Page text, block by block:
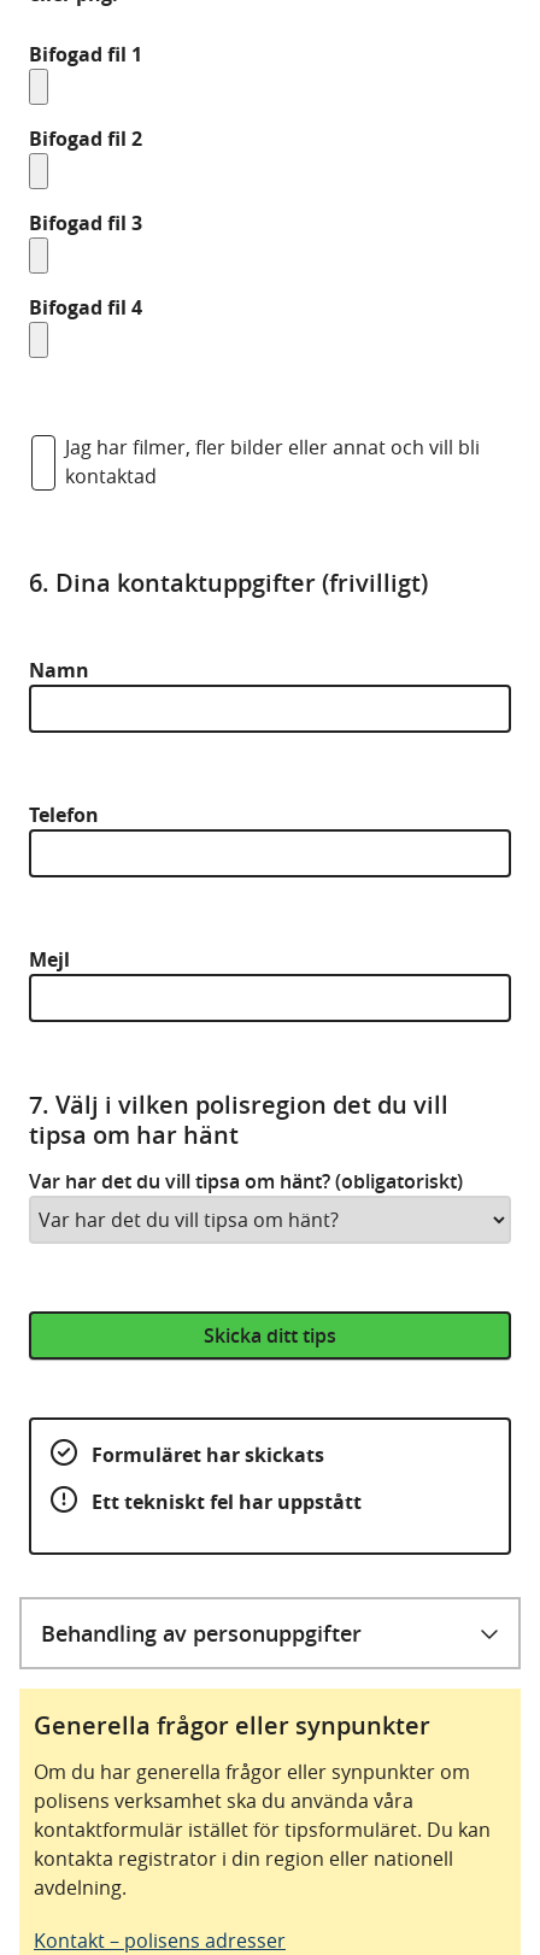
Bifogad fil 1
Bifogad fil 2
Bifogad fil 3
Bifogad fil 4
Jag har filmer, fler bilder eller annat och vill bli
kontaktad
6. Dina kontaktuppgifter (frivilligt)
Namn
Telefon
Mejl
7. Välj i vilken polisregion det du vill
tipsa om har hänt
Var har det du vill tipsa om hänt? (obligatoriskt)
Skicka ditt tips
Formuläret har skickats
Ett tekniskt fel har uppstått
Behandling av personuppgifter
Generella frågor eller synpunkter
Om du har generella frågor eller synpunkter om
polisens verksamhet ska du använda våra
kontaktformulär istället för tipsformuläret. Du kan
kontakta registrator i din region eller nationell
avdelning.
Kontakt – polisens adresser